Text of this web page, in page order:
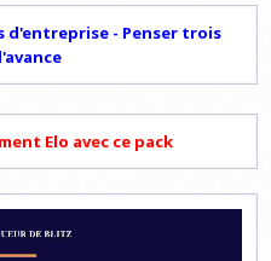
- Penser trois
Elo avec ce pack